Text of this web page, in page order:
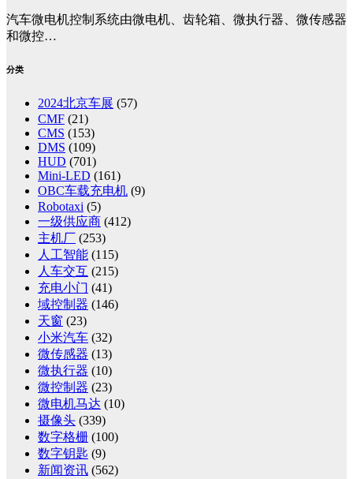
汽车微电机控制系统由微电机、齿轮箱、微执行器、微传感器
和微控…
分类
2024北京车展 (57)
CMF (21)
CMS (153)
DMS (109)
HUD (701)
Mini-LED (161)
OBC车载充电机 (9)
Robotaxi (5)
一级供应商 (412)
主机厂 (253)
人工智能 (115)
人车交互 (215)
充电小门 (41)
域控制器 (146)
天窗 (23)
小米汽车 (32)
微传感器 (13)
微执行器 (10)
微控制器 (23)
微电机马达 (10)
摄像头 (339)
数字格栅 (100)
数字钥匙 (9)
新闻资讯 (562)